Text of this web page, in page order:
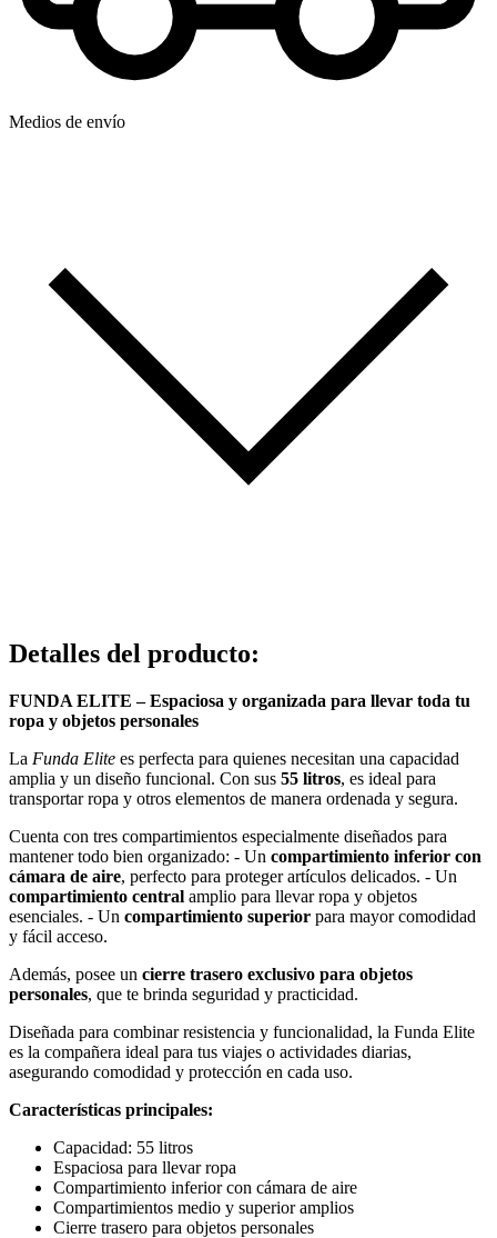
Medios de envío
Detalles del producto:
FUNDA ELITE – Espaciosa y organizada para llevar toda tu
ropa y objetos personales
La Funda Elite es perfecta para quienes necesitan una capacidad
amplia y un diseño funcional. Con sus 55 litros, es ideal para
transportar ropa y otros elementos de manera ordenada y segura.
Cuenta con tres compartimientos especialmente diseñados para
mantener todo bien organizado: - Un compartimiento inferior con
cámara de aire, perfecto para proteger artículos delicados. - Un
compartimiento central amplio para llevar ropa y objetos
esenciales. - Un compartimiento superior para mayor comodidad
y fácil acceso.
Además, posee un cierre trasero exclusivo para objetos
personales, que te brinda seguridad y practicidad.
Diseñada para combinar resistencia y funcionalidad, la Funda Elite
es la compañera ideal para tus viajes o actividades diarias,
asegurando comodidad y protección en cada uso.
Características principales:
Capacidad: 55 litros
Espaciosa para llevar ropa
Compartimiento inferior con cámara de aire
Compartimientos medio y superior amplios
Cierre trasero para objetos personales